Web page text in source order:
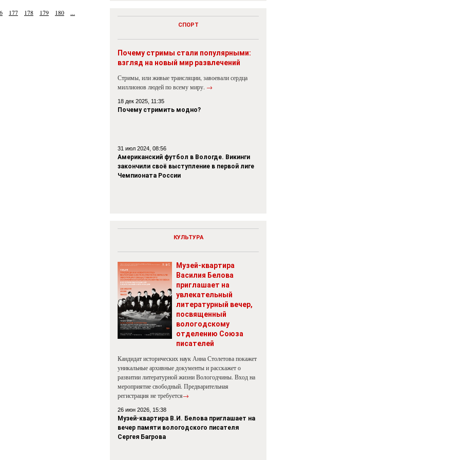
177 178 179 180 ...
СПОРТ
Почему стримы стали популярными:
взгляд на новый мир развлечений
Стримы, или живые трансляции, завоевали сердца
миллионов людей по всему миру. →
18 дек 2025, 11:35
Почему стримить модно?
31 июл 2024, 08:56
Американский футбол в Вологде. Викинги
закончили своё выступление в первой лиге
Чемпионата России
КУЛЬТУРА
Музей-квартира
Василия Белова
приглашает на
увлекательный
литературный вечер,
посвященный
вологодскому
отделению Союза
писателей
Кандидат исторических наук Анна Столетова покажет
уникальные архивные документы и расскажет о
развитии литературной жизни Вологодчины. Вход на
мероприятие свободный. Предварительная
регистрация не требуется→
26 июн 2026, 15:38
Музей-квартира В.И. Белова приглашает на
вечер памяти вологодского писателя
Сергея Багрова